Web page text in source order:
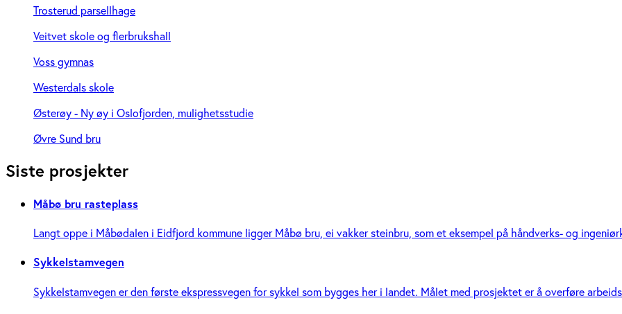
Trosterud parsellhage
Veitvet skole og flerbrukshall
Voss gymnas
Westerdals skole
Østerøy - Ny øy i Oslofjorden, mulighetsstudie
Øvre Sund bru
Siste prosjekter
Måbø bru rasteplass
Langt oppe i Måbødalen i Eidfjord kommune ligger Måbø bru, ei vakker steinbru, som et eksempel på håndverks- og
Sykkelstamvegen
Sykkelstamvegen er den første ekspressvegen for sykkel som bygges her i landet. Målet med prosjektet er å overføre